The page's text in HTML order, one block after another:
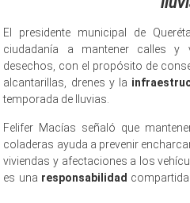
El presidente municipal de
ciudadanía a mantener calles y
desechos, con el propósito de
alcantarillas, drenes y la
temporada de lluvias.
Felifer Macías señaló que
coladeras ayuda a prevenir
viviendas y afectaciones a los
es una responsabilidad